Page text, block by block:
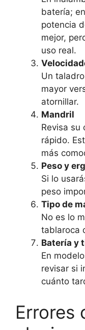
batería;
potencia
mejor,
uso real.
Un
mayor
atornillar.
Mandril
Revisa su
rápido.
más
Peso y
Si lo
peso
Tipo de
No es lo
tablaroca
Batería y
En
revisar si
cuánto
Errores